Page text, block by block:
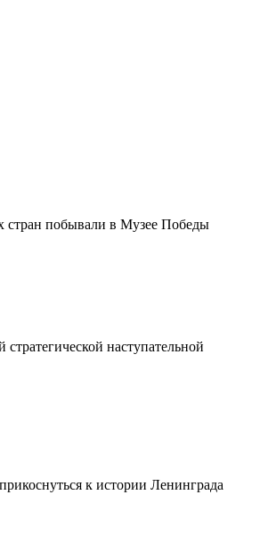
стран побывали в Музее Победы
наступательной
к истории Ленинграда